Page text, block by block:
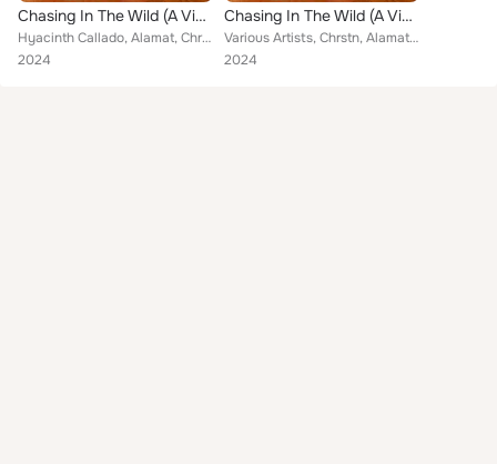
Chasing In The Wild (A Viva One Original Series Soundtrack)
Hyacinth Callado, Alamat, Chrstn, Kenaniah
2024
Chasing In The Wild (A Viva One Original Series Soundtrack)
Various Artists, Chrstn, Alamat, Hyacinth Callado, Rob Deniel, Kenaniah
2024